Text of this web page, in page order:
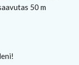
50 m